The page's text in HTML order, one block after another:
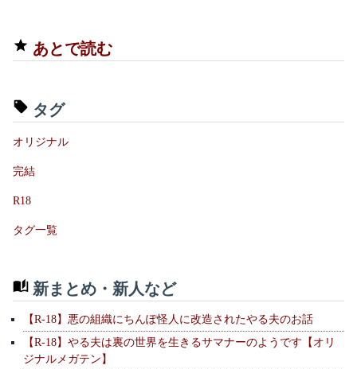
あとで読む
タグ
オリジナル
完結
R18
タグ一覧
新まとめ・新人など
【R-18】悪の組織にちんぽ怪人に改造されたやる夫のお話
【R-18】やる夫は裏の世界を生きるサマナーのようです【オリ
ジナルメガテン】